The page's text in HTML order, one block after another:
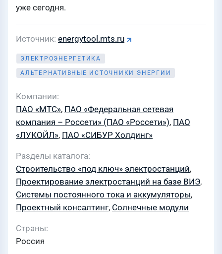
уже сегодня.
Источник energytool.mts.ru
ЭЛЕКТРОЭНЕРГЕТИКА
АЛЬТЕРНАТИВНЫЕ ИСТОЧНИКИ ЭНЕРГИИ
Компании
ПАО «МТС», ПАО «Федеральная сетевая
компания – Россети» (ПАО «Россети»), ПАО
«ЛУКОЙЛ», ПАО «СИБУР Холдинг»
Разделы каталога
Строительство «под ключ» электростанций,
Проектирование электростанций на базе ВИЭ,
Системы постоянного тока и аккумуляторы,
Проектный консалтинг, Солнечные модули
Страны
Россия